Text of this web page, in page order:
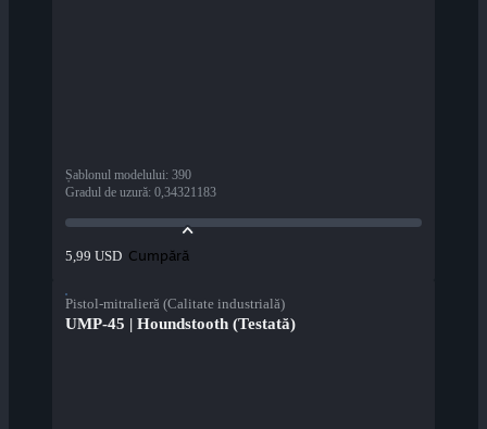
Șablonul modelului: 390
Gradul de uzură: 0,34321183
5,99 USD Cumpără
Pistol-mitralieră (Calitate industrială)
UMP-45 | Houndstooth (Testată)